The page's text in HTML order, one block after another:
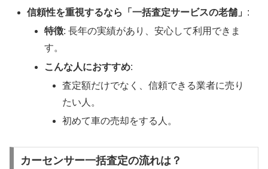
信頼性を重視するなら「一括査定サービスの老舗」 :
特徴: 長年の実績があり、安心して利用できま
す。
こんな人におすすめ:
査定額だけでなく、信頼できる業者に売り
たい人。
初めて車の売却をする人。
カーセンサー一括査定の流れは？